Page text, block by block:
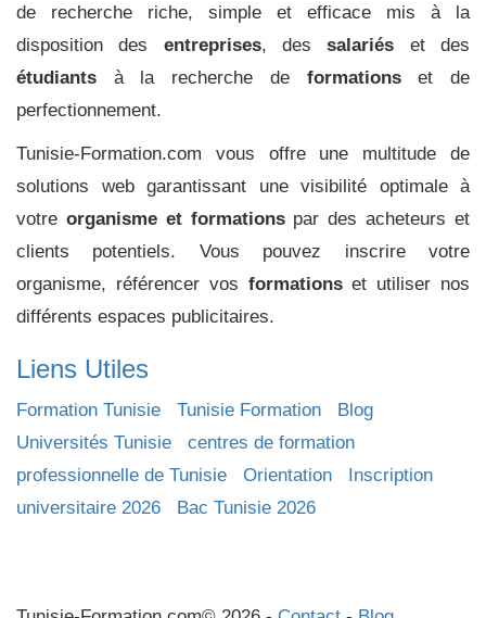
de recherche riche, simple et efficace mis à la
disposition des entreprises, dessalariés et des
étudiants à la recherche de formationset de
perfectionnement.
Tunisie-Formation.com vous offre une multitude de
solutions web garantissant une visibilité optimale à
votre organisme et formationspar des acheteurs et
clients potentiels. Vous pouvez inscrire votre
organisme, référencer vos formationset utiliser nos
différents espaces publicitaires.
Liens Utiles
Formation Tunisie Tunisie Formation
Blog
Universités Tunisie
centres de formation
professionnelle de Tunisie
Orientation
Inscription
universitaire 2026
Bac Tunisie 2026